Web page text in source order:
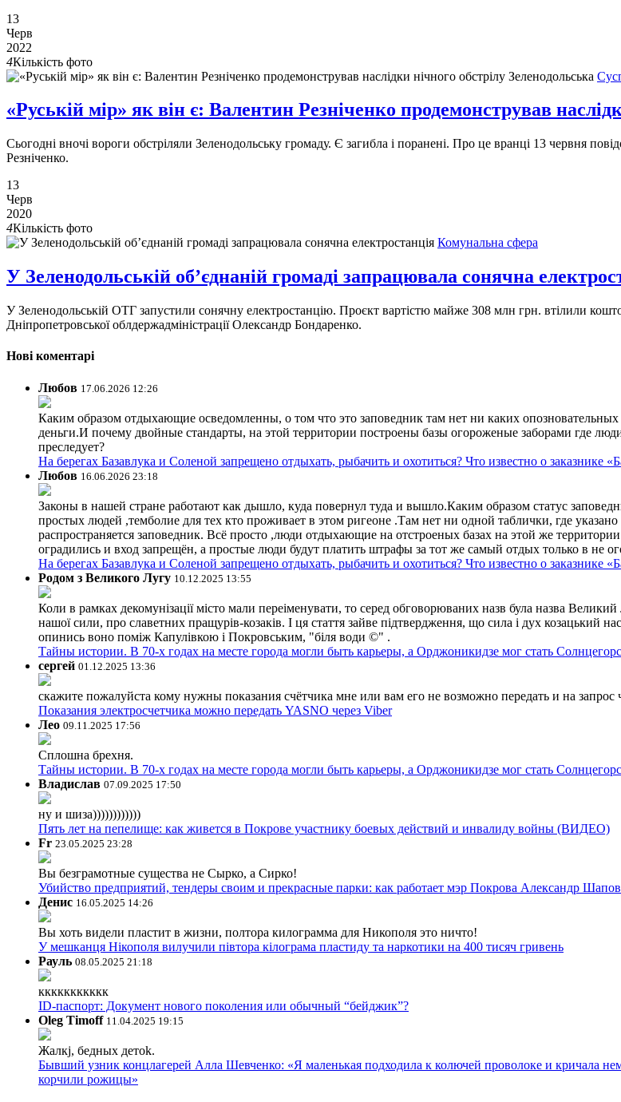
13
Черв
2022
4Кількість фото
«Руській мір» як він є: Валентин Резніченко продемонстрував
Сьогодні вночі вороги обстріляли Зеленодольську громаду. Є загибла і поранені. Про це вранці 13 червня
Резніченко.
13
Черв
2020
4Кількість фото
Комунальна сфера
У Зеленодольській об’єднаній громаді запрацювала сонячна
​​​​​​​У Зеленодольській ОТГ запустили сонячну електростанцію. Проєкт вартістю майже 308 млн грн. втілили
Дніпропетровської облдержадміністрації Олександр Бондаренко.
Нові коментарі
Любов 17.06.2026 12:26
Каким образом отдыхающие осведомленны, о том что это заповедник там нет ни каких
деньги.И почему двойные стандарты, на этой территории построены базы огороженые заборами где
преследует?
На берегах Базавлука и Соленой запрещено отдыхать, рыбачить и охотиться? Что известно о заказнике
Любов 16.06.2026 23:18
Законы в нашей стране работают как дышло, куда повернул туда и вышло.Каким образом статус
простых людей ,темболие для тех кто проживает в этом ригеоне .Там нет ни одной таблички, где
распространяется заповедник. Всё просто ,люди отдыхающие на отстроеных базах на этой же
оградились и вход запрещён, а простые люди будут платить штрафы за тот же самый отдых только в не
На берегах Базавлука и Соленой запрещено отдыхать, рыбачить и охотиться? Что известно о заказнике
Родом з Великого Лугу 10.12.2025 13:55
Коли в рамках декомунізації місто мали переіменувати, то серед обговорюваних назв була назва
нашої сили, про славетних пращурів-козаків. І ця стаття зайве підтвердження, що сила і дух козацький
опинись воно поміж Капулівкою і Покровським, "біля води ©" .
Тайны истории. В 70-х годах на месте города могли быть карьеры, а Орджоникидзе мог стать
сергей 01.12.2025 13:36
скажите пожалуйста кому нужны показания счётчика мне или вам его не возможно передать и на запрос
Показания электросчетчика можно передать YASNO через Viber
Лео 09.11.2025 17:56
Сплошна брехня.
Тайны истории. В 70-х годах на месте города могли быть карьеры, а Орджоникидзе мог стать
Владислав 07.09.2025 17:50
ну и шиза))))))))))))
Пять лет на пепелище: как живется в Покрове участнику боевых действий и инвалиду войны (ВИДЕО)
Fr 23.05.2025 23:28
Вы безграмотные существа не Сырко, а Сирко!
Убийство предприятий, тендеры своим и прекрасные парки: как работает мэр Покрова Александр
Денис 16.05.2025 14:26
Вы хоть видели пластит в жизни, полтора килограмма для Никополя это ничто!
У мешканця Нікополя вилучили півтора кілограма пластиду та наркотики на 400 тисяч гривень
Рауль 08.05.2025 21:18
ккккккккккк
ID-паспорт: Документ нового поколения или обычный “бейджик”?
Oleg Timoff 11.04.2025 19:15
Жалкj, бедных детok.
Бывший узник концлагерей Алла Шевченко: «Я маленькая подходила к колючей проволоке и кричала
корчили рожицы»